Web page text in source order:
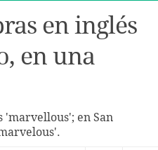
en inglés
en una
'marvellous'; en San